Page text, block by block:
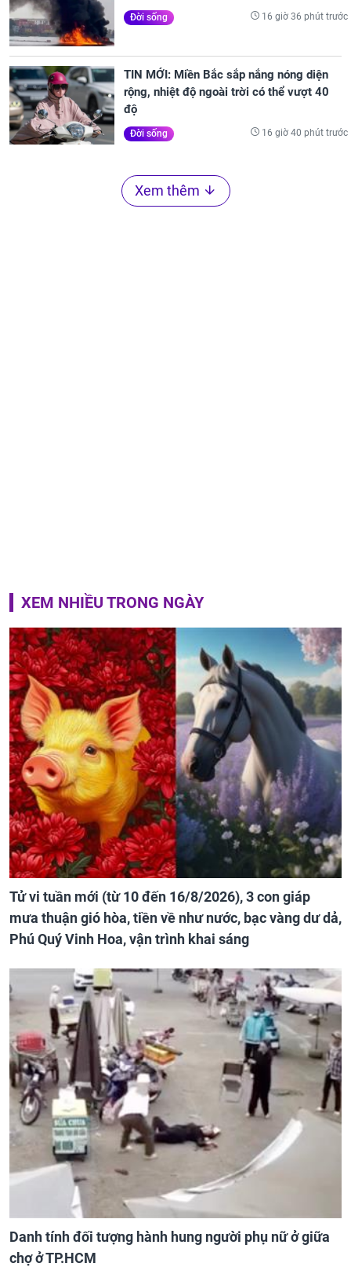
Đời sống 16 giờ 36 phút trước
TIN MỚI: Miền Bắc sắp nắng nóng diện
rộng, nhiệt độ ngoài trời có thể vượt 40
độ
Đời sống 16 giờ 40 phút trước
Xem thêm
XEM NHIỀU TRONG NGÀY
Tử vi tuần mới (từ 10 đến 16/8/2026), 3 con giáp
mưa thuận gió hòa, tiền về như nước, bạc vàng dư dả,
Phú Quý Vinh Hoa, vận trình khai sáng
Danh tính đối tượng hành hung người phụ nữ ở giữa
chợ ở TP.HCM